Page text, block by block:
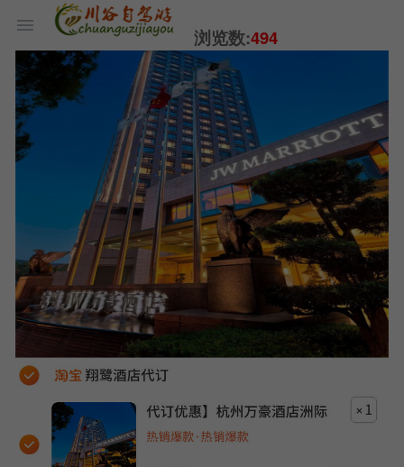
浏览数:494